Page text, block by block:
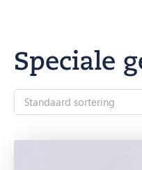
Speciale